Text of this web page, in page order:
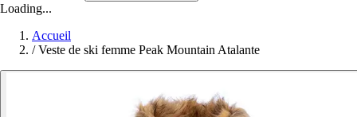
Loading...
Accueil
/ Veste de ski femme Peak Mountain Atalante